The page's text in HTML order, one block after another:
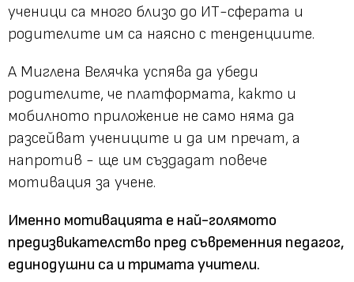
ученици са много близо до ИТ-сферата и
родителите им са наясно с тенденциите.
А Миглена Велячка успява да убеди
родителите, че платформата, както и
мобилното приложение не само няма да
разсейват учениците и да им пречат, а
напротив - ще им създадат повече
мотивация за учене.
Именно мотивацията е най-голямото
предизвикателство пред съвременния педагог,
единодушни са и тримата учители.